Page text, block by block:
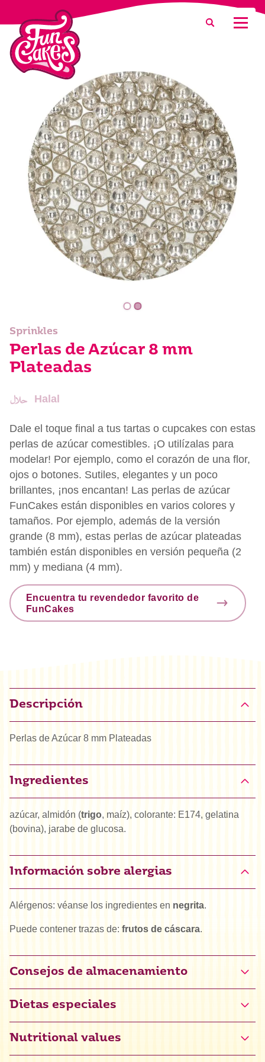
¿Qué estás buscando?
Buscar
Sprinkles
Perlas de Azúcar 8 mm
Plateadas
Halal
Dale el toque final a tus tartas o cupcakes con estas
perlas de azúcar comestibles. ¡O utilízalas para
modelar! Por ejemplo, como el corazón de una flor,
ojos o botones. Sutiles, elegantes y un poco
brillantes, ¡nos encantan! Las perlas de azúcar
FunCakes están disponibles en varios colores y
tamaños. Por ejemplo, además de la versión
grande (8 mm), estas perlas de azúcar plateadas
también están disponibles en versión pequeña (2
mm) y mediana (4 mm).
Encuentra tu revendedor favorito de
FunCakes
Descripción
Perlas de Azúcar 8 mm Plateadas
Ingredientes
azúcar, almidón (trigo, maíz), colorante: E174, gelatina
(bovina), jarabe de glucosa.
Información sobre alergias
Alérgenos: véanse los ingredientes en negrita.
Puede contener trazas de: frutos de cáscara.
Consejos de almacenamiento
Dietas especiales
Halal
Nutritional values